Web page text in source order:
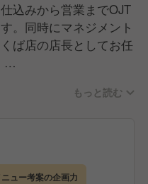
込みから営業までOJT
。同時にマネジメント
ば店の店長としてお任
ー開発、マネジメント
けません！数年後の近
運営をお願いいたしま
もっと読む
ニュー考案の企画力